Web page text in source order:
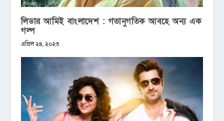
লিডার আমিই বাংলাদেশ : গতানুগতিক আবহে অন্য এক
গল্প
এপ্রিল ২৪, ২০২৩